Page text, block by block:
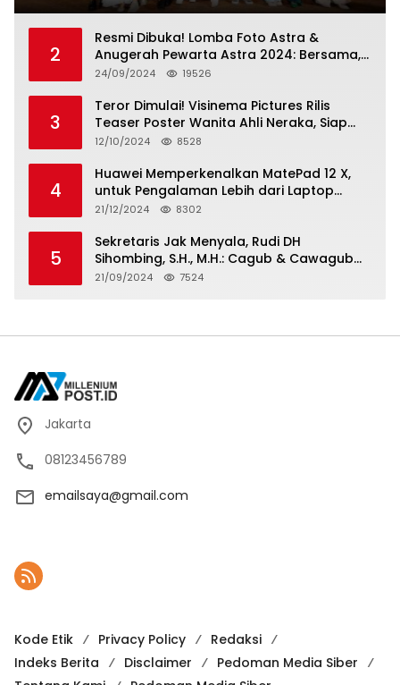
2
Resmi Dibuka! Lomba Foto Astra &
Anugerah Pewarta Astra 2024: Bersama,
Berkarya, Berkelanjutan
24/09/2024 19526
3
Teror Dimulai! Visinema Pictures Rilis
Teaser Poster Wanita Ahli Neraka, Siap
Tayang di Bioskop 14 November 2024
12/10/2024 8528
4
Huawei Memperkenalkan MatePad 12 X,
untuk Pengalaman Lebih dari Laptop
dengan Layar Ultra Bright dan Desain
Standar Baru untuk Produktivitas di Mana
Saja
21/12/2024 8302
5
Sekretaris Jak Menyala, Rudi DH
Sihombing, S.H., M.H.: Cagub & Cawagub
DKI Jakarta Pramono Anung dan Rano
21/09/2024 7524
Jakarta
08123456789
emailsaya@gmail.com
Kode Etik Privacy Policy
Redaksi
Indeks Berita
Disclaimer
Pedoman Media Siber